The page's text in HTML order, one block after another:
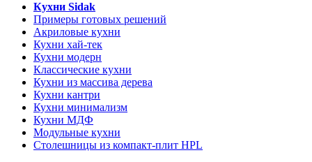
Кухни Sidak
Примеры готовых решений
Акриловые кухни
Кухни хай-тек
Кухни модерн
Классические кухни
Кухни из массива дерева
Кухни кантри
Кухни минимализм
Кухни МДФ
Модульные кухни
Столешницы из компакт-плит HPL